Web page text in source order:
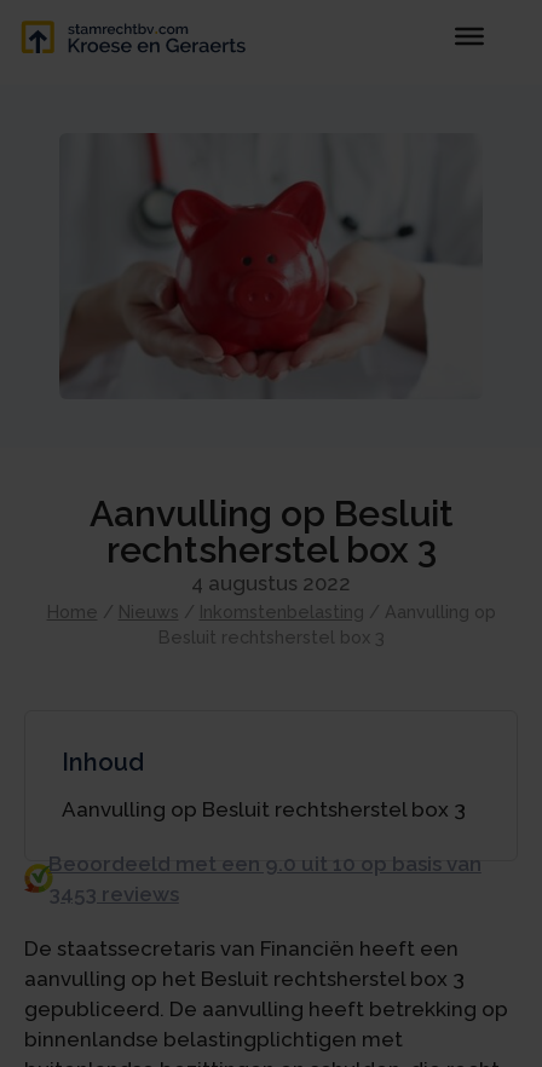
Aanvulling op Besluit
rechtsherstel box 3
4 augustus 2022
Home / Nieuws / Inkomstenbelasting / Aanvulling op
Besluit rechtsherstel box 3
Inhoud
Aanvulling op Besluit rechtsherstel box 3
Beoordeeld met een 9.0 uit 10 op basis van
3453 reviews
De staatssecretaris van Financiën heeft een
aanvulling op het Besluit rechtsherstel box 3
gepubliceerd. De aanvulling heeft betrekking op
binnenlandse belastingplichtigen met